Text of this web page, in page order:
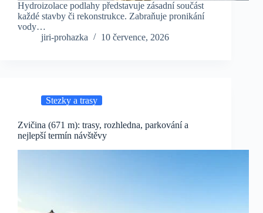
Hydroizolace podlahy představuje zásadní součást
každé stavby či rekonstrukce. Zabraňuje pronikání
vody…
jiri-prohazka
10 července, 2026
Stezky a trasy
Zvičina (671 m): trasy, rozhledna, parkování a
nejlepší termín návštěvy